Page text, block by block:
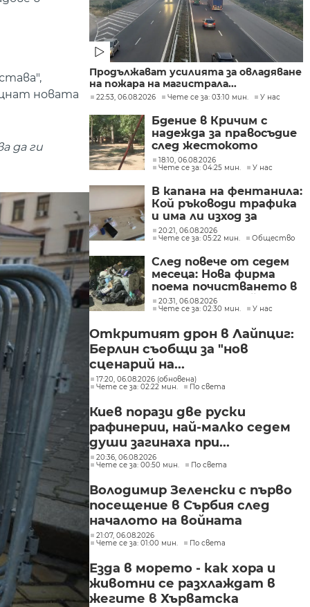
новата
да ги
Продължават усилията за овладяване
на пожара на магистрала...
22:53, 06.08.2026 Чете се за: 03:10 мин. У нас
Бдение в Кричим с
надежда за правосъдие
след жестокото
убийство на млад мъж
в Пловдив от
18:10, 06.08.2026
Чете се за: 04:25 мин.
У нас
В капана на фентанила:
Кой ръководи трафика
и има ли изход за
пристрастените?
20:21, 06.08.2026
Чете се за: 05:22 мин.
Общество
След повече от седем
месеца: Нова фирма
поема почистването в
столичните райони
"Слатина", "Подуяне" и
20:31, 06.08.2026
Чете се за: 02:30 мин.
У нас
Откритият дрон в Лайпциг:
Берлин съобщи за "нов
сценарий на...
17:20, 06.08.2026 (обновена)
Чете се за: 02:22 мин.
По света
Киев порази две руски
рафинерии, най-малко седем
души загинаха при...
20:36, 06.08.2026
Чете се за: 00:50 мин.
По света
Володимир Зеленски с първо
посещение в Сърбия след
началото на войната
21:07, 06.08.2026
Чете се за: 01:00 мин.
По света
Езда в морето - как хора и
животни се разхлаждат в
жегите в Хърватска